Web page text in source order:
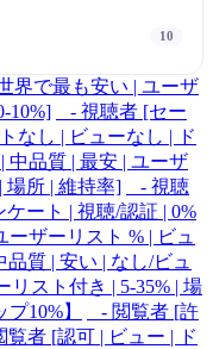
10
界で最も安い | ユーザ
10%]
- 視聴者 [セー
なし | ビューなし | ド
中品質 | 最安 | ユーザ
場所 | 維持率]
- 視聴
ート | 視聴/認証 | 0%
ザーリスト % | ビュ
質 | 安い | なし/ビュ
スト付き | 5-35% | 場
10%】
- 閲覧者 [許
覧者 [認可 | ビュー | ド